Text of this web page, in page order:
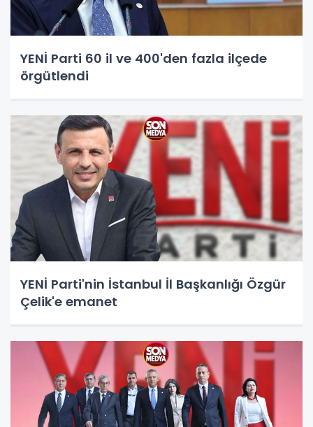
YENİ Parti 60 il ve 400'den fazla ilçede
örgütlendi
YENİ Parti'nin İstanbul İl Başkanlığı Özgür
Çelik'e emanet